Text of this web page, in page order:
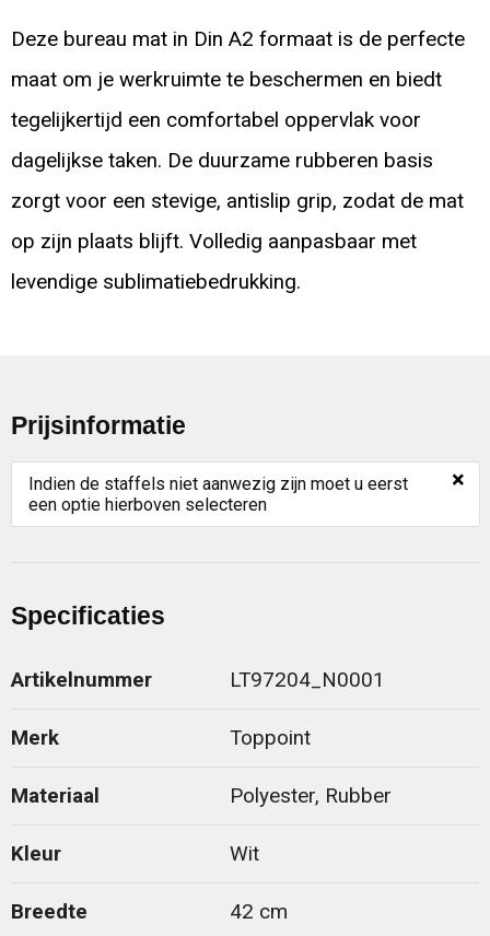
Deze bureau mat in Din A2 formaat is de perfecte
maat om je werkruimte te beschermen en biedt
tegelijkertijd een comfortabel oppervlak voor
dagelijkse taken. De duurzame rubberen basis
zorgt voor een stevige, antislip grip, zodat de mat
op zijn plaats blijft. Volledig aanpasbaar met
levendige sublimatiebedrukking.
Prijsinformatie
Indien de staffels niet aanwezig zijn moet u eerst
een optie hierboven selecteren
×
Specificaties
Artikelnummer LT97204_N0001
Merk Toppoint
Materiaal Polyester, Rubber
Kleur Wit
Breedte 42 cm